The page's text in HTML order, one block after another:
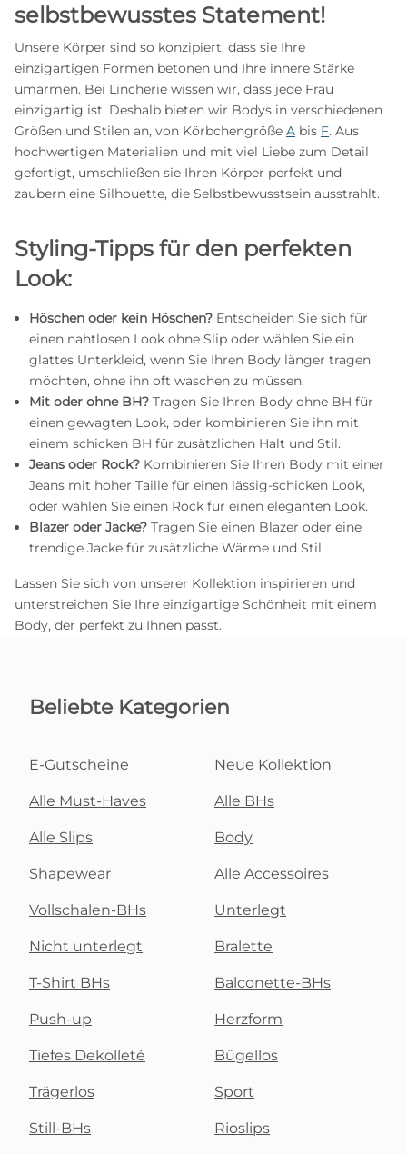
selbstbewusstes Statement!
Unsere Körper sind so konzipiert, dass sie Ihre
einzigartigen Formen betonen und Ihre innere Stärke
umarmen. Bei Lincherie wissen wir, dass jede Frau
einzigartig ist. Deshalb bieten wir Bodys in verschiedenen
Größen und Stilen an, von Körbchengröße A bis F. Aus
hochwertigen Materialien und mit viel Liebe zum Detail
gefertigt, umschließen sie Ihren Körper perfekt und
zaubern eine Silhouette, die Selbstbewusstsein ausstrahlt.
Styling-Tipps für den perfekten
Look:
Höschen oder kein Höschen? Entscheiden Sie sich für
einen nahtlosen Look ohne Slip oder wählen Sie ein
glattes Unterkleid, wenn Sie Ihren Body länger tragen
möchten, ohne ihn oft waschen zu müssen.
Mit oder ohne BH? Tragen Sie Ihren Body ohne BH für
einen gewagten Look, oder kombinieren Sie ihn mit
einem schicken BH für zusätzlichen Halt und Stil.
Jeans oder Rock? Kombinieren Sie Ihren Body mit einer
Jeans mit hoher Taille für einen lässig-schicken Look,
oder wählen Sie einen Rock für einen eleganten Look.
Blazer oder Jacke? Tragen Sie einen Blazer oder eine
trendige Jacke für zusätzliche Wärme und Stil.
Lassen Sie sich von unserer Kollektion inspirieren und
unterstreichen Sie Ihre einzigartige Schönheit mit einem
Body, der perfekt zu Ihnen passt.
Beliebte Kategorien
E-Gutscheine Neue Kollektion
Alle Must-Haves Alle BHs
Alle Slips Body
Shapewear Alle Accessoires
Vollschalen-BHs Unterlegt
Nicht unterlegt Bralette
T-Shirt BHs Balconette-BHs
Push-up Herzform
Tiefes Dekolleté Bügellos
Trägerlos Sport
Still-BHs Rioslips